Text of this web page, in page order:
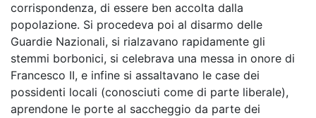
corrispondenza, di essere ben accolta dalla
popolazione. Si procedeva poi al disarmo delle
Guardie Nazionali, si rialzavano rapidamente gli
stemmi borbonici, si celebrava una messa in onore di
Francesco II, e infine si assaltavano le case dei
possidenti locali (conosciuti come di parte liberale),
aprendone le porte al saccheggio da parte dei